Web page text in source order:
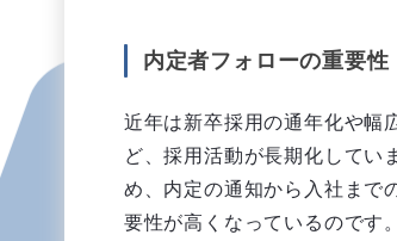
内定者フォローの重要性
近年は新卒採用の通年化や幅
ど、採用活動が長期化してい
め、内定の通知から入社まで
要性が高くなっているのです。